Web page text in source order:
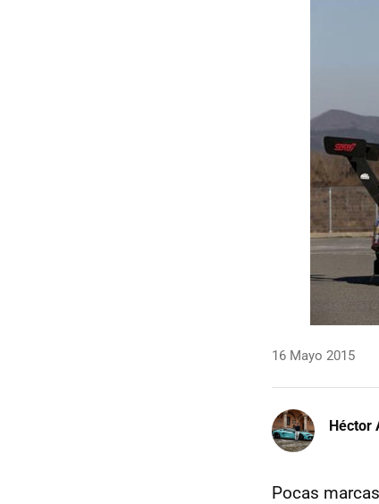
16 Mayo 2015
Héctor
Pocas